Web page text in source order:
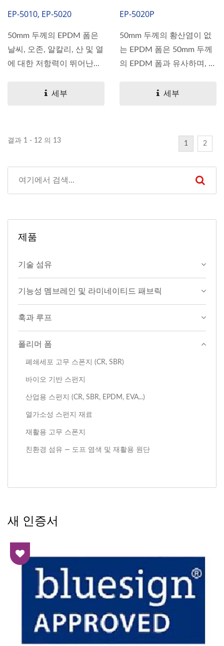
EP-5010, EP-5020
50mm 두께의 EPDM 폼은
날씨, 오존, 알칼리, 산 및 열
에 대한 저항력이 뛰어난...
세부
EP-5020P
50mm 두께의 황산염이 없
는 EPDM 폼은 50mm 두께
의 EPDM 폼과 유사하며, 날
세부
결과 1 - 12 의 13 1 2
제품
기술 섬유
기능성 멤브레인 및 라미네이티드 패브릭
훅과 루프
폴리머 폼
폐쇄세포 고무 스폰지 (CR, SBR)
바이오 기반 스펀지
산업용 스펀지 (CR, SBR, EPDM, EVA...)
열가소성 스펀지 재료
재활용 고무 스폰지
친환경 섬유 — 도프 염색 및 재활용 원단
새 인증서